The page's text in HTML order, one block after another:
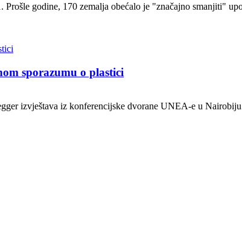
godine, 170 zemalja obećalo je "značajno smanjiti"
sporazumu o plastici
izvještava iz konferencijske dvorane UNEA-e u